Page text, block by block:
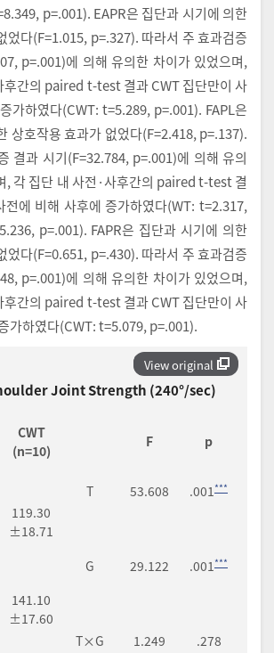
p=.001). EAPR은 집단과 시기에 의한
었다(F=1.015, p=.327). 따라서 주 효과검증
p=.001)에 의해 유의한 차이가 있었으며,
후간의 paired t-test 결과 CWT 집단만이 사
가하였다(CWT: t=5.289, p=.001). FAPL은
상호작용 효과가 없었다(F=2.418, p=.137).
결과 시기(F=32.784, p=.001)에 의해 유의
, 각 집단 내 사전·사후간의 paired t-test 결
전에 비해 사후에 증가하였다(WT: t=2.317,
p=.001). FAPR은 집단과 시기에 의한
었다(F=0.651, p=.430). 따라서 주 효과검증
p=.001)에 의해 유의한 차이가 있었으며,
후간의 paired t-test 결과 CWT 집단만이 사
가하였다(CWT: t=5.079, p=.001).
View original
Joint Strength (240°/sec)
CWT
(n=10)
F p
119.30
±18.71
T 53.608 .001 ***
G 29.122 .001 ***
141.10
±17.60
T×G
1.249
.278